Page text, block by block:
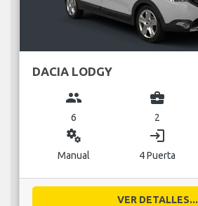
DACIA LODGY
group
6
business_center
2
miscellaneous_services
Manual
login
4 Puerta
VER DETALLES...